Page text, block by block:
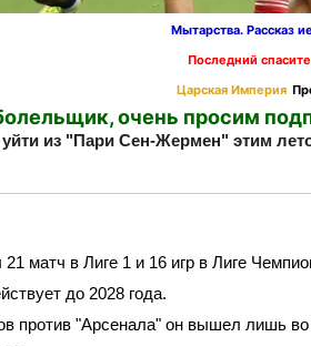
Мытарства. Рассказ
Последний
Царская Империя
очень просим
из "Пари Сен‑Жермен" этим
21 матч в Лиге 1 и 16 игр в Лиге
до 2028 года.
против "Арсенала" он вышел лишь